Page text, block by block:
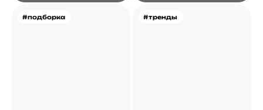
#подборка #тренды